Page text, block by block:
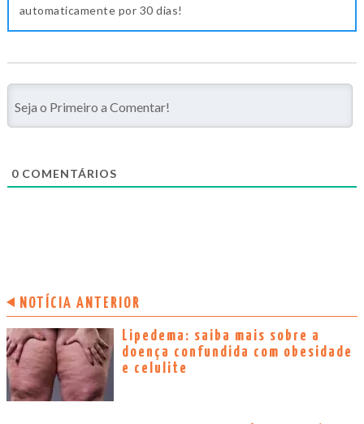
automaticamente por 30 dias!
0 COMENTÁRIOS
NOTÍCIA ANTERIOR
Lipedema: saiba mais sobre a
doença confundida com obesidade
e celulite